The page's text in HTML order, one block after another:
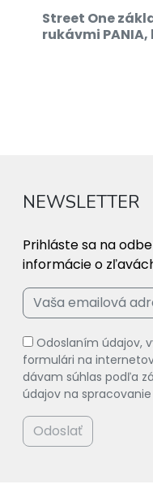
Street One
rukávmi PANIA,
NEWSLETTER
Prihláste sa na
informácie o
Odoslaním údajov,
formulári na
dávam súhlas podľa
údajov na
Odoslať